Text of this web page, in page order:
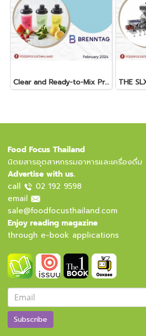
Clear and Ready-to-Mix Protein Shakes
Food Focus Thailand
นิตยสารอุตสาหกรรมอาหารและเครื่องดื่ม
Advertise with us.
call
02 192 9598
email
sale@foodfocusthailand.com
Enjoy reading magazine
through e-book applications
Subscribe